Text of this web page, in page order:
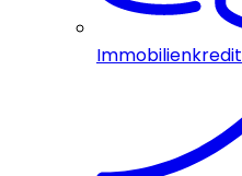
Immobilienkredit